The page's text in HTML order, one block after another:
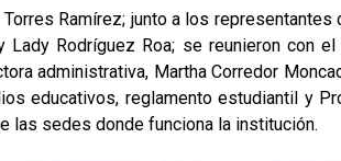
Ramírez; junto a los
Rodríguez Roa; se reunieron con el
administrativa, Martha Corredor
educativos, reglamento estudiantil y
las sedes donde funciona la institución.